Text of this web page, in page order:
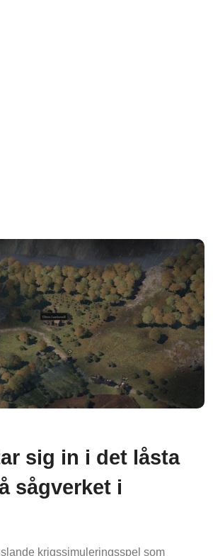
sig in i det låsta
sågverket i
krigssimuleringsspel som